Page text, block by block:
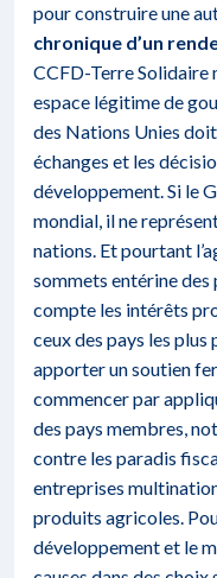
pour construire une
chronique d’un
CCFD-Terre Solidaire
espace légitime de
des Nations Unies
échanges et les
développement. Si le
mondial, il ne
nations. Et pourtant
sommets entérine des
compte les intérêts
ceux des pays les plus
apporter un soutien
commencer par
des pays membres,
contre les paradis
entreprises
produits agricoles.
développement et le